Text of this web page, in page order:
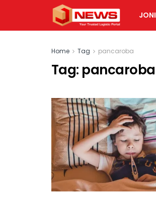
JONI
Home Tag pancaroba
Tag: pancaroba